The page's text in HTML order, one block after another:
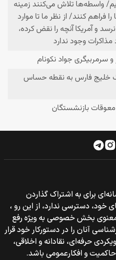
برای به اشتراک گذاردن
خود، دسترسی ندارد، از این رو ،
معنوی بخش خصوصی به ویژه رفع
آنان را در دستورکار خود قرار
حرفه‌ای، نقادانه و اخلاقی،
و افکارعمومی باشد.